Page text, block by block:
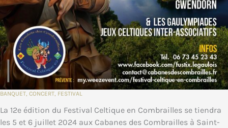
BANQUET, CONCERT, FESTIVAL
La 12e édition du Festival Celtique en Combrailles se tiendra
les 5 et 6 juillet 2024 aux Cabanes des Combrailles à Saint-